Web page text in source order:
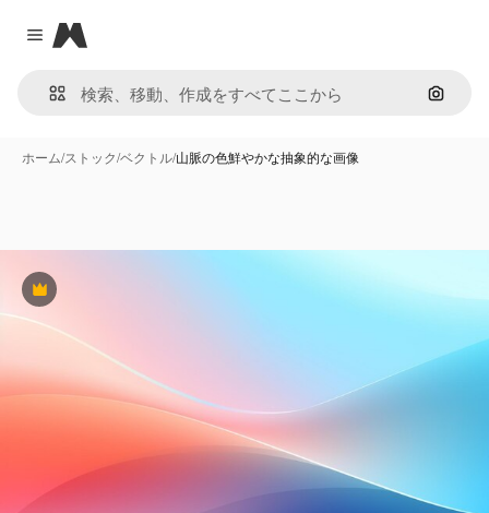
Close menu
Magnific
画像で
ホーム/ストック/ベクトル/山脈の色鮮やかな抽象的な画像
Premium